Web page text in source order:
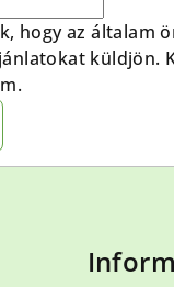
hogy az általam
küldjön.